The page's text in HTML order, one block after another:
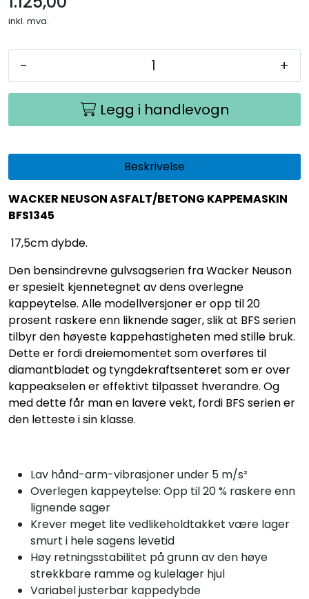
inkl. mva.
- +
Legg i handlevogn
Beskrivelse
WACKER NEUSON ASFALT/BETONG KAPPEMASKIN
BFS1345
17,5cm dybde.
Den bensindrevne gulvsagserien fra Wacker Neuson
er spesielt kjennetegnet av dens overlegne
kappeytelse. Alle modellversjoner er opp til 20
prosent raskere enn liknende sager, slik at BFS serien
tilbyr den høyeste kappehastigheten med stille bruk.
Dette er fordi dreiemomentet som overføres til
diamantbladet og tyngdekraftsenteret som er over
kappeakselen er effektivt tilpasset hverandre. Og
med dette får man en lavere vekt, fordi BFS serien er
den letteste i sin klasse.
Lav hånd-arm-vibrasjoner under 5 m/s²
Overlegen kappeytelse: Opp til 20 % raskere enn
lignende sager
Krever meget lite vedlikeholdtakket være lager
smurt i hele sagens levetid
Høy retningsstabilitet på grunn av den høye
strekkbare ramme og kulelager hjul
Variabel justerbar kappedybde